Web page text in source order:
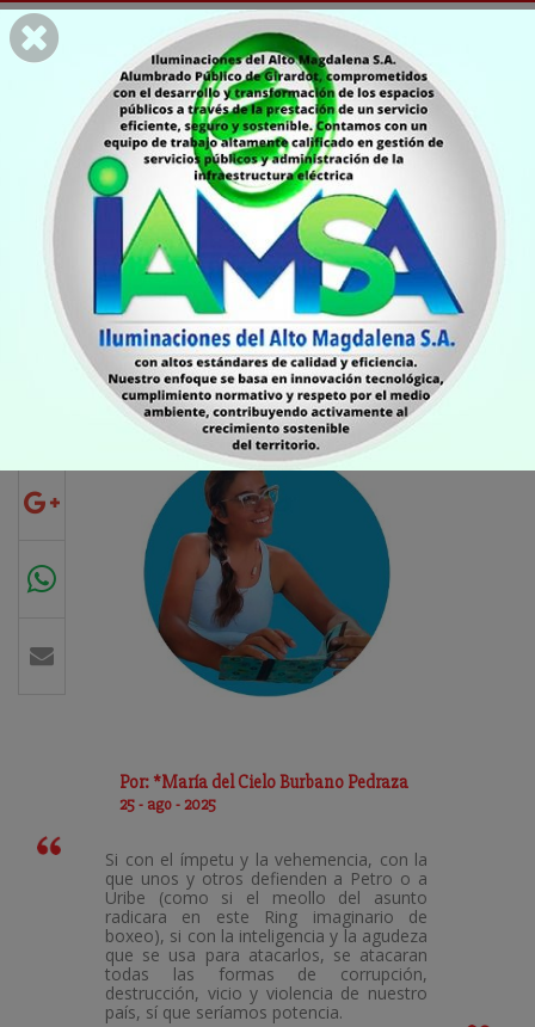
COLUMNISTAS
Por qué practicar los
anales
Por: *María del Cielo Burbano Pedraza
25 - ago - 2025
Si con el ímpetu y la vehemencia, con la
que unos y otros defienden a Petro o a
Uribe (como si el meollo del asunto
radicara en este Ring imaginario de
boxeo), si con la inteligencia y la agudeza
que se usa para atacarlos, se atacaran
todas las formas de corrupción,
destrucción, vicio y violencia de nuestro
país, sí que seríamos potencia.